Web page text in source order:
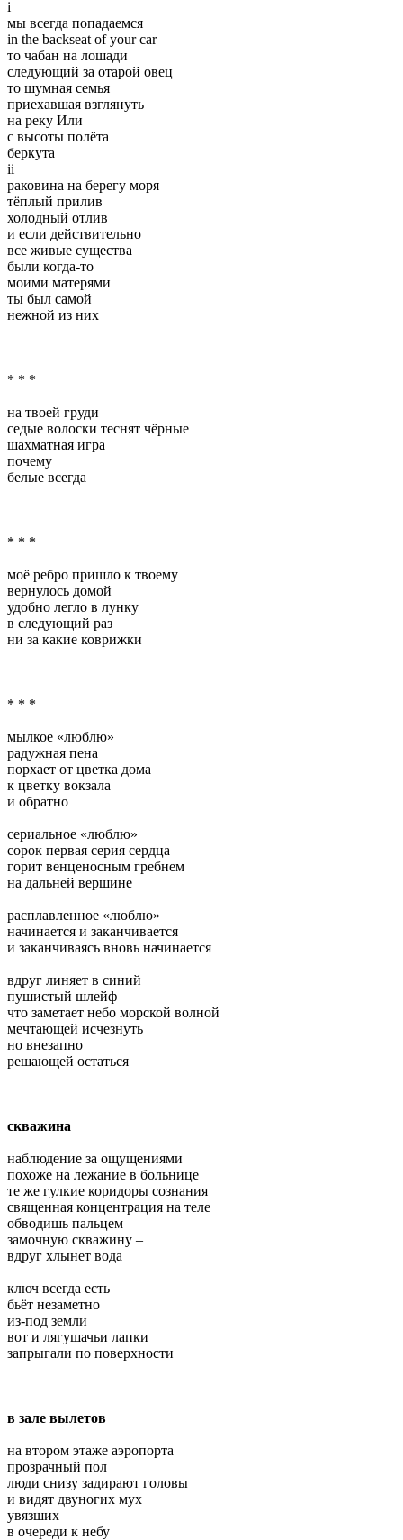
i
мы всегда попадаемся
in the backseat of your car
то чабан на лошади
следующий за отарой овец
то шумная семья
приехавшая взглянуть
на реку Или
с высоты полёта
беркута
ii
раковина на берегу моря
тёплый прилив
холодный отлив
и если действительно
все живые существа
были когда-то
моими матерями
ты был самой
нежной из них
* * *
на твоей груди
седые волоски теснят чёрные
шахматная игра
почему
белые всегда
* * *
моё ребро пришло к твоему
вернулось домой
удобно легло в лунку
в следующий раз
ни за какие коврижки
* * *
мылкое «люблю»
радужная пена
порхает от цветка дома
к цветку вокзала
и обратно
сериальное «люблю»
сорок первая серия сердца
горит венценосным гребнем
на дальней вершине
расплавленное «люблю»
начинается и заканчивается
и заканчиваясь вновь начинается
вдруг линяет в синий
пушистый шлейф
что заметает небо морской волной
мечтающей исчезнуть
но внезапно
решающей остаться
скважина
наблюдение за ощущениями
похоже на лежание в больнице
те же гулкие коридоры сознания
священная концентрация на теле
обводишь пальцем
замочную скважину –
вдруг хлынет вода
ключ всегда есть
бьёт незаметно
из-под земли
вот и лягушачьи лапки
запрыгали по поверхности
в зале вылетов
на втором этаже аэропорта
прозрачный пол
люди снизу задирают головы
и видят двуногих мух
увязших
в очереди к небу